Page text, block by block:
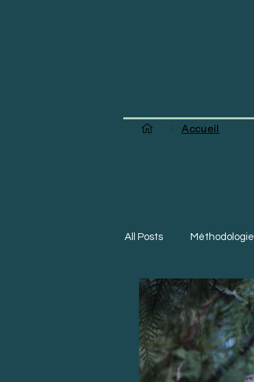
/ Accueil
All Posts Méthodologie
Création d'entreprise